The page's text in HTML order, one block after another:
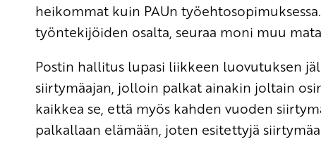
heikommat kuin PAUn
työntekijöiden osalta, seuraa moni muu
Postin hallitus lupasi liikkeen luovutuksen
siirtymäajan, jolloin palkat ainakin joltain
kaikkea se, että myös kahden vuoden
palkallaan elämään, joten esitettyjä